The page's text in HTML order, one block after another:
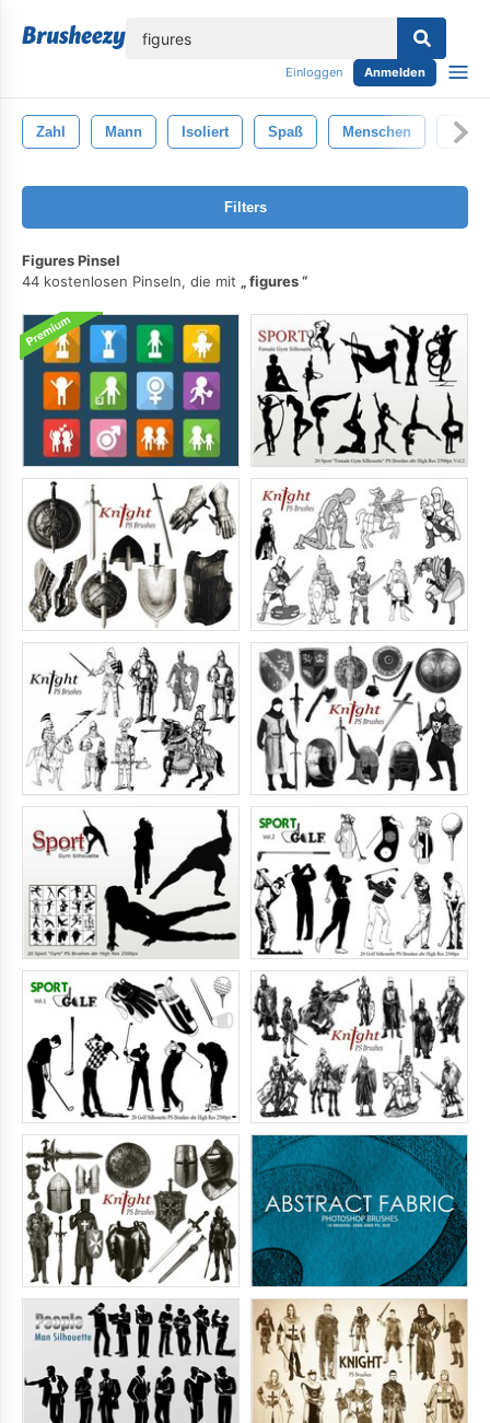
Einloggen Anmelden
Zahl Mann Isoliert Spaß Menschen
Filters
Figures Pinsel
44 kostenlosen Pinseln, die mit
figures